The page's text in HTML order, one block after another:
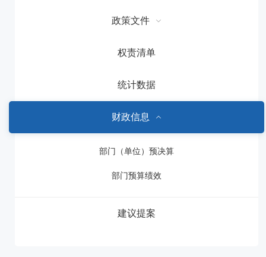
政策文件
权责清单
统计数据
财政信息
部门（单位）预决算
部门预算绩效
建议提案